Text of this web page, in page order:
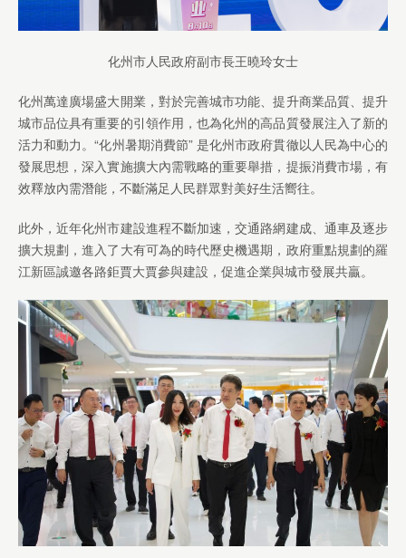
化州市人民政府副市長王曉玲女士
化州萬達廣場盛大開業，對於完善城市功能、提升商業品質、提升
城市品位具有重要的引領作用，也為化州的高品質發展注入了新的
活力和動力。“化州暑期消費節” 是化州市政府貫徹以人民為中心的
發展思想，深入實施擴大內需戰略的重要舉措，提振消費市場，有
效釋放內需潛能，不斷滿足人民群眾對美好生活嚮往。
此外，近年化州市建設進程不斷加速，交通路網建成、通車及逐步
擴大規劃，進入了大有可為的時代歷史機遇期，政府重點規劃的羅
江新區誠邀各路鉅賈大賈參與建設，促進企業與城市發展共贏。